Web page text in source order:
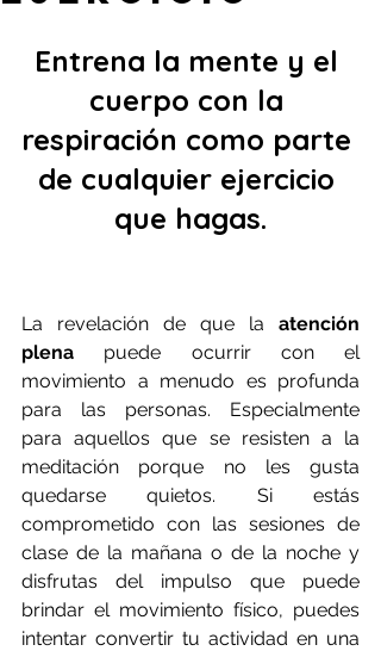
Entrena la mente y el
cuerpo con la
respiración como parte
de cualquier ejercicio
que hagas.
La revelación de que la atención
plena puede ocurrir con el
movimiento a menudo es profunda
para las personas. Especialmente
para aquellos que se resisten a la
meditación porque no les gusta
quedarse quietos. Si estás
comprometido con las sesiones de
clase de la mañana o de la noche y
disfrutas del impulso que puede
brindar el movimiento físico, puedes
intentar convertir tu actividad en una